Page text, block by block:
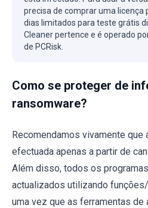
precisa de comprar uma licença
dias limitados para teste grátis
Cleaner pertence e é operado
de PCRisk.
Como se proteger de
ransomware?
Recomendamos vivamente que
efectuada apenas a partir de
Além disso, todos os
actualizados utilizando
uma vez que as ferramentas de